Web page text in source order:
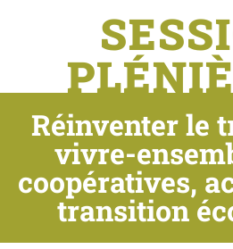
Réinventer le
vivre-
coopératives,
transition